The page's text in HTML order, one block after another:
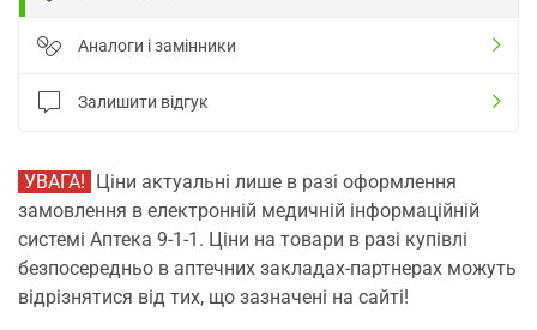
Аналоги і замінники
Залишити відгук
УВАГА! Ціни актуальні лише в разі оформлення
замовлення в електронній медичній інформаційній
системі Аптека 9-1-1. Ціни на товари в разі купівлі
безпосередньо в аптечних закладах-партнерах можуть
відрізнятися від тих, що зазначені на сайті!